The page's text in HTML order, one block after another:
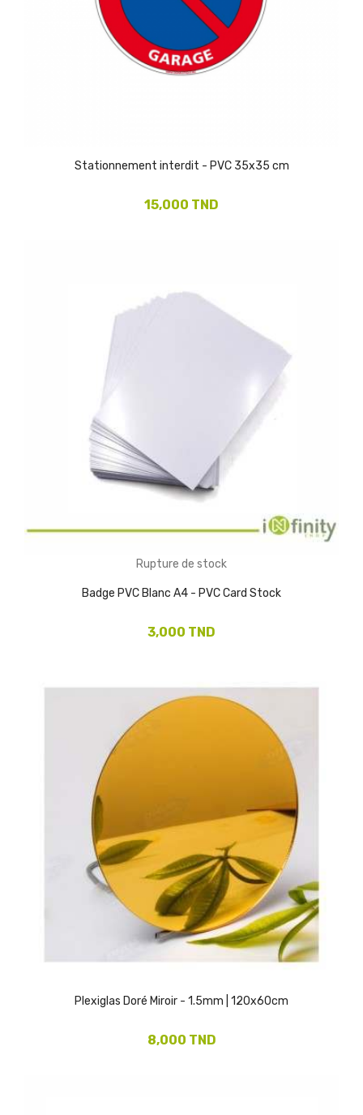
Stationnement interdit - PVC 35x35 cm
15,000 TND
Rupture de stock
Badge PVC Blanc A4 - PVC Card Stock
3,000 TND
Plexiglas Doré Miroir - 1.5mm | 120x60cm
8,000 TND